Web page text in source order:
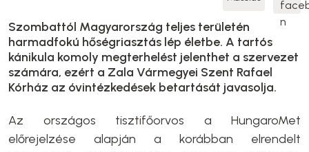
Szombattól Magyarország teljes területén
harmadfokú hőségriasztás lép életbe. A tartós
kánikula komoly megterhelést jelenthet a szervezet
számára, ezért a Zala Vármegyei Szent Rafael
Kórház az óvintézkedések betartását javasolja.
Az országos tisztifőorvos a HungaroMet
előrejelzése alapján a korábban elrendelt